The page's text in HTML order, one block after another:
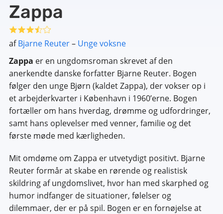
Zappa
afBjarne Reuter– Unge voksne
Zappa er en ungdomsroman skrevet af den
anerkendte danske forfatter Bjarne Reuter. Bogen
følger den unge Bjørn (kaldet Zappa), der vokser op i
et arbejderkvarter i København i 1960’erne. Bogen
fortæller om hans hverdag, drømme og udfordringer,
samt hans oplevelser med venner, familie og det
første møde med kærligheden.
Mit omdøme om Zappa er utvetydigt positivt. Bjarne
Reuter formår at skabe en rørende og realistisk
skildring af ungdomslivet, hvor han med skarphed og
humor indfanger de situationer, følelser og
dilemmaer, der er på spil. Bogen er en fornøjelse at